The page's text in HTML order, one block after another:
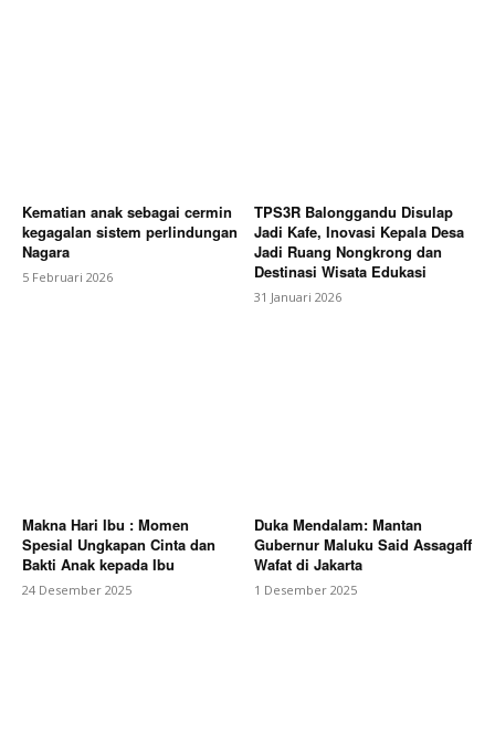
Kematian anak sebagai cermin
kegagalan sistem perlindungan
Nagara
5 Februari 2026
TPS3R Balonggandu Disulap
Jadi Kafe, Inovasi Kepala Desa
Jadi Ruang Nongkrong dan
Destinasi Wisata Edukasi
31 Januari 2026
Makna Hari Ibu : Momen
Spesial Ungkapan Cinta dan
Bakti Anak kepada Ibu
24 Desember 2025
Duka Mendalam: Mantan
Gubernur Maluku Said Assagaff
Wafat di Jakarta
1 Desember 2025